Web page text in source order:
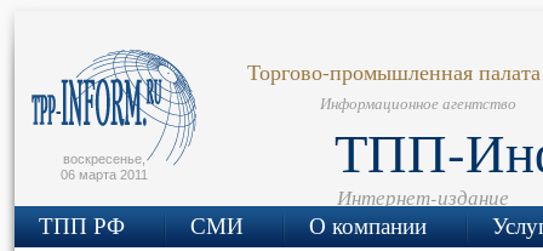
воскресенье,
06 марта 2011
Торгово-промышленная
Информационное агентство
ТПП-
Интернет-издание
ТПП РФ СМИ О компании